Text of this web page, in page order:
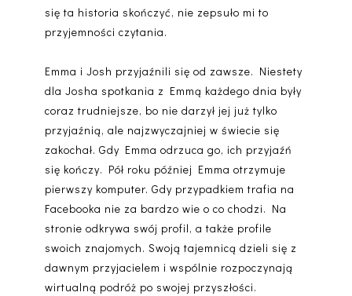
się ta historia skończyć, nie zepsuło mi to
przyjemności czytania.
Emma i Josh przyjaźnili się od zawsze. Niestety
dla Josha spotkania z Emmą każdego dnia były
coraz trudniejsze, bo nie darzył jej już tylko
przyjaźnią, ale najzwyczajniej w świecie się
zakochał. Gdy Emma odrzuca go, ich przyjaźń
się kończy. Pół roku później Emma otrzymuje
pierwszy komputer. Gdy przypadkiem trafia na
Facebooka nie za bardzo wie o co chodzi. Na
stronie odkrywa swój profil, a także profile
swoich znajomych. Swoją tajemnicą dzieli się z
dawnym przyjacielem i wspólnie rozpoczynają
wirtualną podróż po swojej przyszłości.